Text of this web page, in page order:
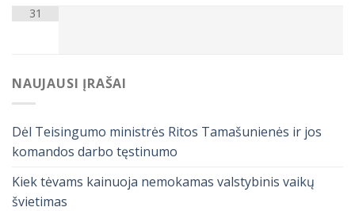
31
NAUJAUSI ĮRAŠAI
Dėl Teisingumo ministrės Ritos Tamašunienės ir jos
komandos darbo tęstinumo
Kiek tėvams kainuoja nemokamas valstybinis vaikų
švietimas